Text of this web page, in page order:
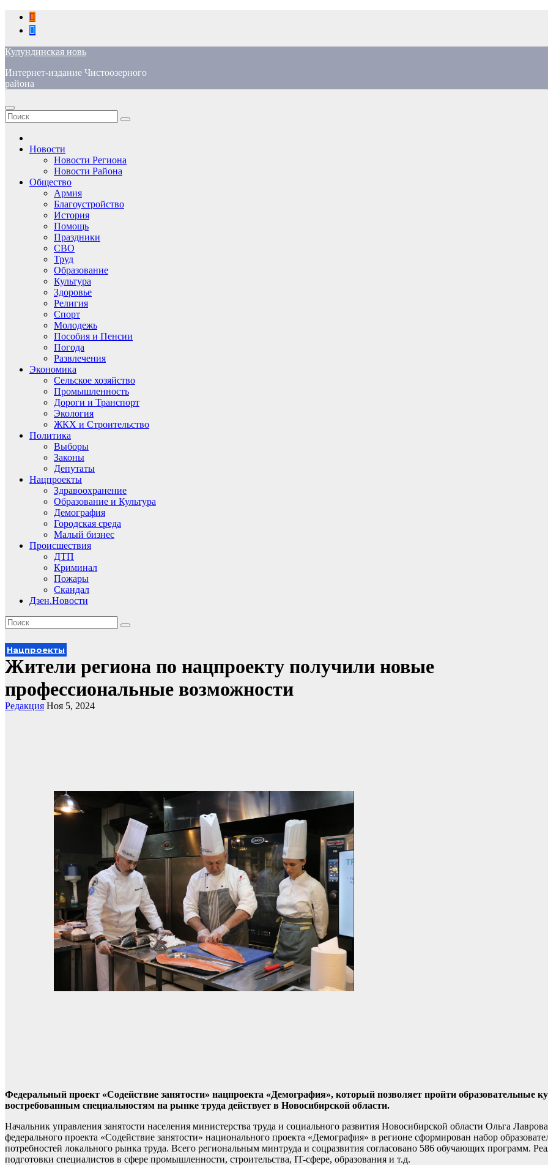
Перейти
содержимому
Кулундинская новь
Интернет-издание Чистоозерного
района
Новости
Новости Региона
Новости Района
Общество
Армия
Благоустройство
История
Помощь
Праздники
СВО
Труд
Образование
Культура
Здоровье
Религия
Спорт
Молодежь
Пособия и Пенсии
Погода
Развлечения
Экономика
Сельское хозяйство
Промышленность
Дороги и Транспорт
Экология
ЖКХ и Строительство
Политика
Выборы
Законы
Депутаты
Нацпроекты
Здравоохранение
Образование и Культура
Демография
Городская среда
Малый бизнес
Происшествия
ДТП
Криминал
Пожары
Скандал
Дзен.Новости
Нацпроекты
Жители региона по нацпроекту получили новые
профессиональные возможности
Редакция Ноя 5, 2024
Федеральный проект «Содействие занятости» нацпроекта «Демография», который позволяет пройти образовательные
востребованным специальностям на рынке труда действует в Новосибирской области.
Начальник управления занятости населения министерства труда и социального развития Новосибирской области Ольга
федерального проекта «Содействие занятости» национального проекта «Демография» в регионе сформирован набор
потребностей локального рынка труда. Всего региональным минтруда и соцразвития согласовано 586 обучающих программ.
подготовки специалистов в сфере промышленности, строительства, IT-сфере, образования и т.д.